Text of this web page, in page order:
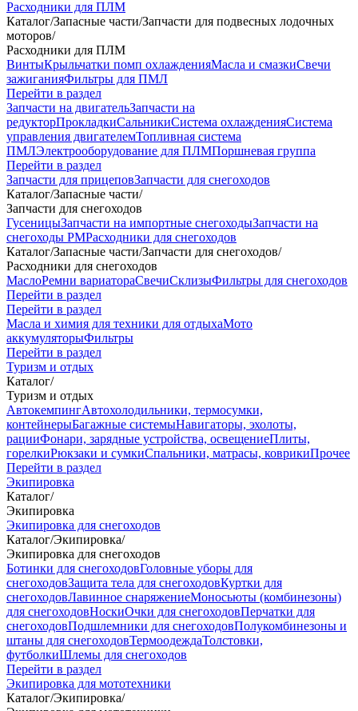
Расходники для ПЛМ
Каталог/Запасные части/Запчасти для подвесных лодочных
моторов/
Расходники для ПЛМ
ВинтыКрыльчатки помп охлажденияМасла и смазкиСвечи
зажиганияФильтры для ПМЛ
Перейти в раздел
Запчасти на двигательЗапчасти на
редукторПрокладкиСальникиСистема охлажденияСистема
управления двигателемТопливная система
ПМЛЭлектрооборудование для ПЛМПоршневая группа
Перейти в раздел
Запчасти для прицеповЗапчасти для снегоходов
Каталог/Запасные части/
Запчасти для снегоходов
ГусеницыЗапчасти на импортные снегоходыЗапчасти на
снегоходы РМРасходники для снегоходов
Каталог/Запасные части/Запчасти для снегоходов/
Расходники для снегоходов
МаслоРемни вариатораСвечиСклизыФильтры для снегоходов
Перейти в раздел
Перейти в раздел
Масла и химия для техники для отдыхаМото
аккумуляторыФильтры
Перейти в раздел
Туризм и отдых
Каталог/
Туризм и отдых
АвтокемпингАвтохолодильники, термосумки,
контейнерыБагажные системыНавигаторы, эхолоты,
рацииФонари, зарядные устройства, освещениеПлиты,
горелкиРюкзаки и сумкиСпальники, матрасы, коврикиПрочее
Перейти в раздел
Экипировка
Каталог/
Экипировка
Экипировка для снегоходов
Каталог/Экипировка/
Экипировка для снегоходов
Ботинки для снегоходовГоловные уборы для
снегоходовЗащита тела для снегоходовКуртки для
снегоходовЛавинное снаряжениеМоносьюты (комбинезоны)
для снегоходовНоскиОчки для снегоходовПерчатки для
снегоходовПодшлемники для снегоходовПолукомбинезоны и
штаны для снегоходовТермоодеждаТолстовки,
футболкиШлемы для снегоходов
Перейти в раздел
Экипировка для мототехники
Каталог/Экипировка/